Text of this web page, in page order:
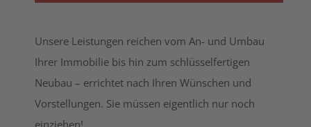
Unsere Leistungen reichen vom An- und Umbau
Ihrer Immobilie bis hin zum schlüsselfertigen
Neubau – errichtet nach Ihren Wünschen und
Vorstellungen. Sie müssen eigentlich nur noch